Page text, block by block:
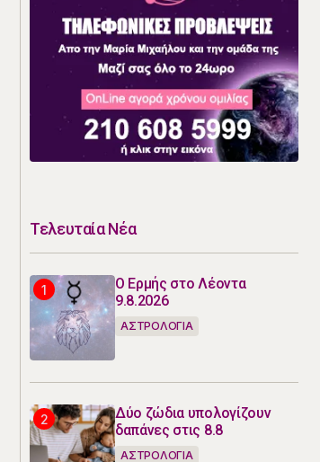
Τελευταία Νέα
Ο Ερμής στο Λέοντα
9.8.2026
ΑΣΤΡΟΛΟΓΙΑ
Δύο ζώδια υπολογίζουν
δαπάνες στις 8.8
ΑΣΤΡΟΛΟΓΙΑ